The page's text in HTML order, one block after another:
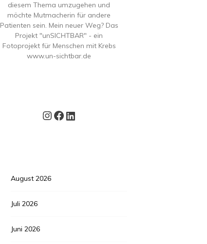
diesem Thema umzugehen und
möchte Mutmacherin für andere
Patienten sein. Mein neuer Weg? Das
Projekt "unSICHTBAR" - ein
Fotoprojekt für Menschen mit Krebs
www.un-sichtbar.de
Instagram
Facebook
LinkedIn
August 2026
Juli 2026
Juni 2026